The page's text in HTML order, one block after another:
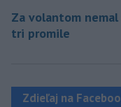
Za volantom
tri promile
Zdieľaj na